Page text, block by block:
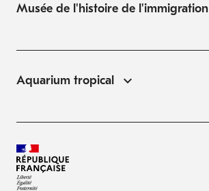
Musée de l'histoire de l'immigration
Aquarium tropical